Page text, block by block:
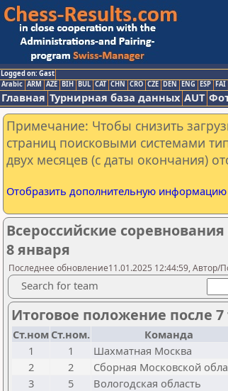
Logged on: Gast
Arabic ARM AZE BIH BUL CAT CHN CRO CZE DEN ENG ESP FAI
Главная Турнирная база данных AUT
Примечание: Чтобы снизить
страниц поисковыми системами
двух месяцев (с даты окончания)
Отобразить дополнительную информацию
Всероссийские
8 января
Последнее обновление11.01.2025 12:44:59, Автор/
Search for team
Итоговое положение после 7
Ст.ном Ст.ном. Команда
1
1 Шахматная Москва
2
2 Сборная Московской
3
5 Вологодская область